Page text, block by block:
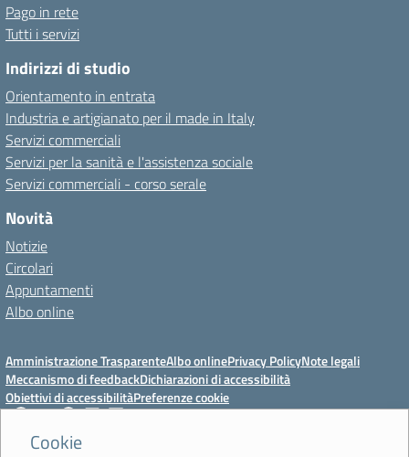
Cookie
Pago in rete
Tutti i servizi
Indirizzi di studio
Orientamento in entrata
Industria e artigianato per il made in Italy
Servizi commerciali
Servizi per la sanità e l'assistenza sociale
Servizi commerciali - corso serale
Novità
Notizie
Circolari
Appuntamenti
Albo online
Amministrazione TrasparenteAlbo onlinePrivacy PolicyNote legali
Meccanismo di feedbackDichiarazioni di accessibilità
Obiettivi di accessibilitàPreferenze cookie